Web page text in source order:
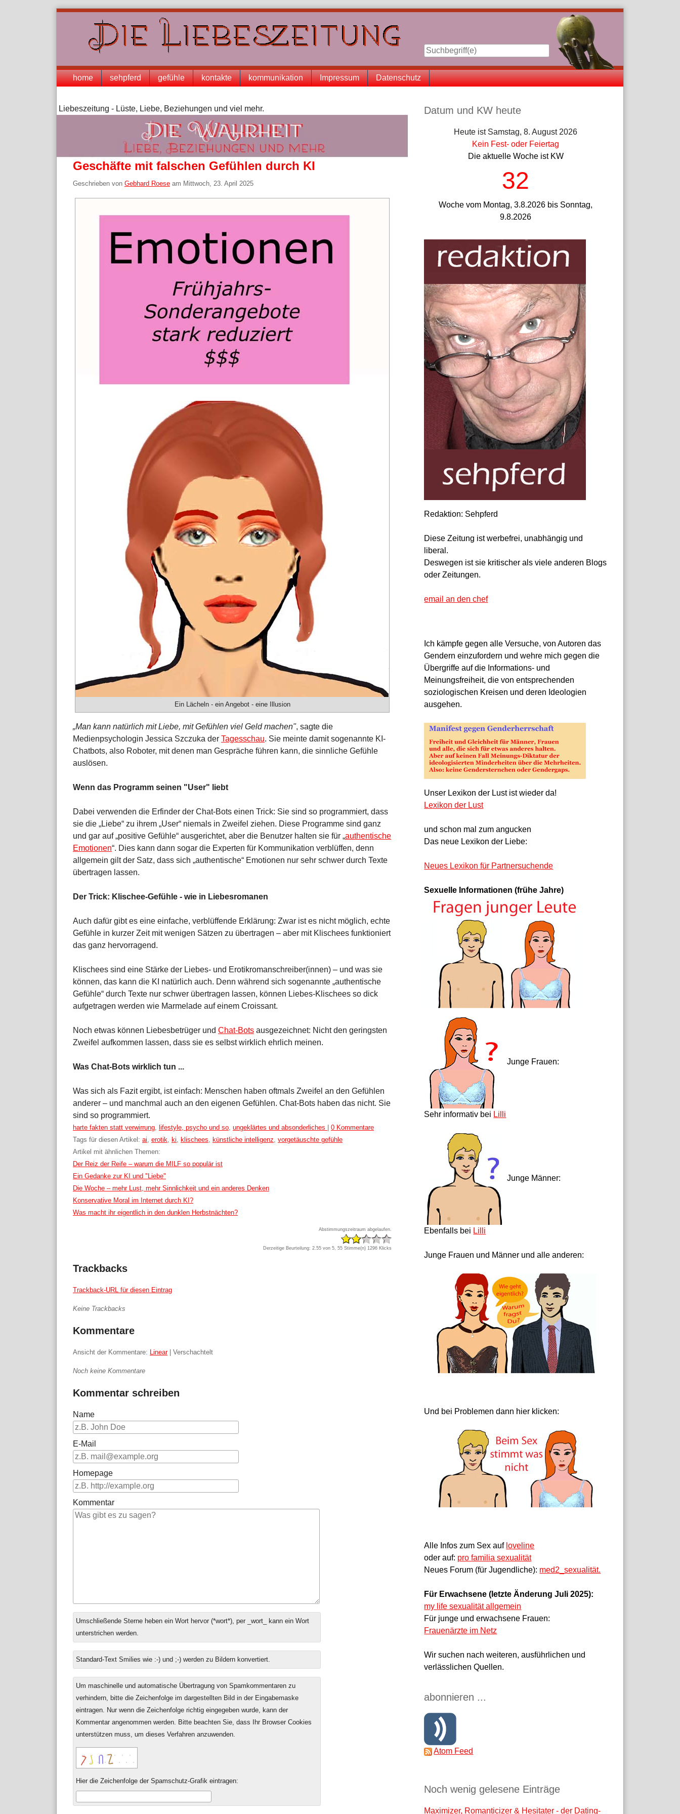
Navigation
home sehpferd gefühle kontakte kommunikation Impressum Datenschutz
Liebeszeitung - Lüste, Liebe, Beziehungen und viel mehr.
Geschäfte mit falschen Gefühlen durch KI
Geschrieben von Gebhard Roese am Mittwoch, 23. April 2025
Ein Lächeln - ein Angebot - eine Illusion
„Man kann natürlich mit Liebe, mit Gefühlen viel Geld machen", sagte die
Medienpsychologin Jessica Szczuka der Tagesschau. Sie meinte damit sogenannte KI-
Chatbots, also Roboter, mit denen man Gespräche führen kann, die sinnliche Gefühle
auslösen.
Wenn das Programm seinen "User" liebt
Dabei verwenden die Erfinder der Chat-Bots einen Trick: Sie sind so programmiert, dass
sie die „Liebe“ zu ihrem „User“ niemals in Zweifel ziehen. Diese Programme sind ganz
und gar auf „positive Gefühle“ ausgerichtet, aber die Benutzer halten sie für „authentische
Emotionen“. Dies kann dann sogar die Experten für Kommunikation verblüffen, denn
allgemein gilt der Satz, dass sich „authentische“ Emotionen nur sehr schwer durch Texte
übertragen lassen.
Der Trick: Klischee-Gefühle - wie in Liebesromanen
Auch dafür gibt es eine einfache, verblüffende Erklärung: Zwar ist es nicht möglich, echte
Gefühle in kurzer Zeit mit wenigen Sätzen zu übertragen – aber mit Klischees funktioniert
das ganz hervorragend.
Klischees sind eine Stärke der Liebes- und Erotikromanschreiber(innen) – und was sie
können, das kann die KI natürlich auch. Denn während sich sogenannte „authentische
Gefühle“ durch Texte nur schwer übertragen lassen, können Liebes-Klischees so dick
aufgetragen werden wie Marmelade auf einem Croissant.
Noch etwas können Liebesbetrüger und Chat-Bots ausgezeichnet: Nicht den geringsten
Zweifel aufkommen lassen, dass sie es selbst wirklich ehrlich meinen.
Was Chat-Bots wirklich tun ...
Was sich als Fazit ergibt, ist einfach: Menschen haben oftmals Zweifel an den Gefühlen
anderer – und manchmal auch an den eigenen Gefühlen. Chat-Bots haben das nicht. Sie
sind so programmiert.
Kategorien:
harte fakten statt verwirrung, lifestyle, psycho und so, ungeklärtes und absonderliches
0 Kommentare
Tags für diesen Artikel: ai, erotik, ki, klischees, künstliche intelligenz, vorgetäuschte gefühle
Artikel mit ähnlichen Themen:
Der Reiz der Reife – warum die MILF so populär ist
Ein Gedanke zur KI und "Liebe"
Die Woche – mehr Lust, mehr Sinnlichkeit und ein anderes Denken
Konservative Moral im Internet durch KI?
Was macht ihr eigentlich in den dunklen Herbstnächten?
Abstimmungszeitraum abgelaufen.
Derzeitige Beurteilung: 2.55 von 5, 55 Stimme(n) 1296 Klicks
Trackbacks
Trackback-URL für diesen Eintrag
Keine Trackbacks
Kommentare
Ansicht der Kommentare: Linear| Verschachtelt
Noch keine Kommentare
Kommentar schreiben
Name
E-Mail
Homepage
Kommentar
Antwort
Umschließende Sterne heben ein Wort hervor (*wort*), per _wort_ kann ein Wort
unterstrichen werden.
Standard-Text Smilies wie :-) und ;-) werden zu Bildern konvertiert.
Um maschinelle und automatische Übertragung von Spamkommentaren zu
verhindern, bitte die Zeichenfolge im dargestellten Bild in der Eingabemaske
eintragen. Nur wenn die Zeichenfolge richtig eingegeben wurde, kann der
Kommentar angenommen werden. Bitte beachten Sie, dass Ihr Browser Cookies
unterstützen muss, um dieses Verfahren anzuwenden.
Hier die Zeichenfolge der Spamschutz-Grafik eintragen:
Seitenleiste
Datum und KW heute
Heute ist Samstag, 8. August 2026
Kein Fest- oder Feiertag
Die aktuelle Woche ist KW
32
Woche vom Montag, 3.8.2026 bis Sonntag,
9.8.2026
Redaktion: Sehpferd
Diese Zeitung ist werbefrei, unabhängig und
liberal.
Deswegen ist sie kritischer als viele anderen Blogs
oder Zeitungen.
email an den chef
Ich kämpfe gegen alle Versuche, von Autoren das
Gendern einzufordern und wehre mich gegen die
Übergriffe auf die Informations- und
Meinungsfreiheit, die von entsprechenden
soziologischen Kreisen und deren Ideologien
ausgehen.
Unser Lexikon der Lust ist wieder da!
Lexikon der Lust
und schon mal zum angucken
Das neue Lexikon der Liebe:
Neues Lexikon für Partnersuchende
Sexuelle Informationen (frühe Jahre)
Junge Frauen:
Sehr informativ bei Lilli
Junge Männer:
Ebenfalls bei Lilli
Junge Frauen und Männer und alle anderen:
Und bei Problemen dann hier klicken:
Alle Infos zum Sex auf loveline
oder auf: pro familia sexualität
Neues Forum (für Jugendliche): med2_sexualität.
Für Erwachsene (letzte Änderung Juli 2025):
my life sexualität allgemein
Für junge und erwachsene Frauen:
Frauenärzte im Netz
Wir suchen nach weiteren, ausführlichen und
verlässlichen Quellen.
abonnieren ...
Atom Feed
Noch wenig gelesene Einträge
Maximizer, Romanticizer & Hesitater - der Dating-